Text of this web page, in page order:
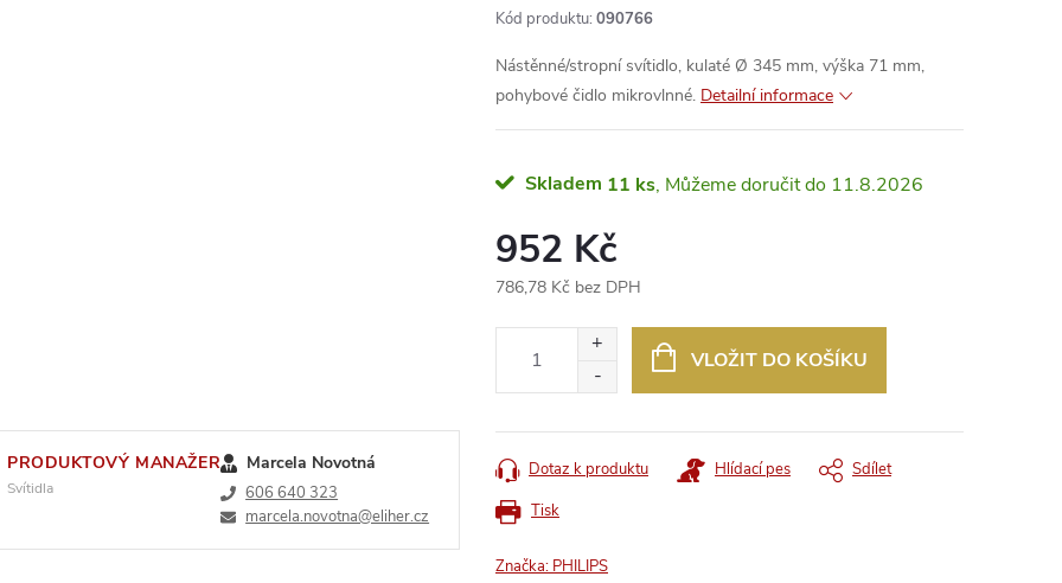
PRODUKTOVÝ MANAŽER
Svítidla
Marcela Novotná
606 640 323
marcela.novotna@eliher.cz
Kód produktu: 090766
Nástěnné/stropní svítidlo, kulaté Ø 345 mm, výška 71 mm,
pohybové čidlo mikrovlnné. Detailní informace
Skladem 11 ks 11.8.2026
952 Kč
786,78 Kč bez DPH
VLOŽIT DO KOŠÍKU
Tisk
Dotaz k produktu Hlídací pes Sdílet
Značka: PHILIPS